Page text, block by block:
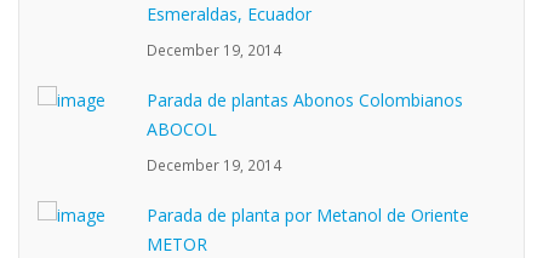
Esmeraldas, Ecuador
December 19, 2014
Parada de plantas Abonos Colombianos
ABOCOL
December 19, 2014
Parada de planta por Metanol de Oriente
METOR